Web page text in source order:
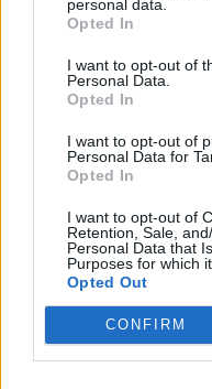
personal data.
Opted In
I want to opt-out of
Personal Data.
Opted In
I want to opt-out of
Personal Data for
Opted In
I want to opt-out of
Retention, Sale,
Personal Data that
Purposes for which
Opted Out
CONFIRM
Télécharger
ts Pastel -
(piano) &
stels) - Press
Télécharger
Dominique
athalie
Book.swf